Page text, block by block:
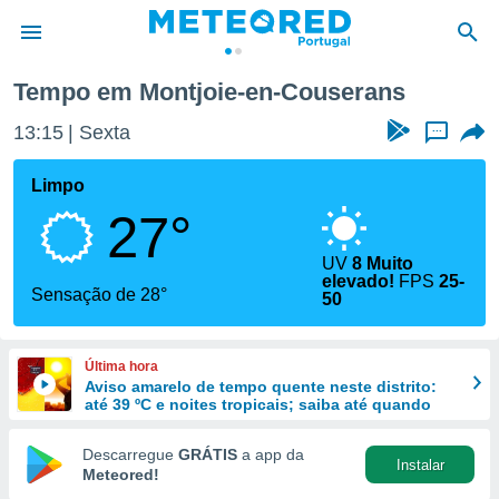
da
foi
fornecidas
a este
das
e
forma
digital
Tempo em Montjoie-en-Couserans
13:15 Sexta ...
Limpo
27°
Sensação de 28°
UV8 Muito
elevado! FPS25-
50
Última hora
Aviso amarelo de tempo quente neste distrito:
até 39 ºC e noites tropicais; saiba até quando
Descarregue GRÁTIS a app da
Meteored!
Instalar